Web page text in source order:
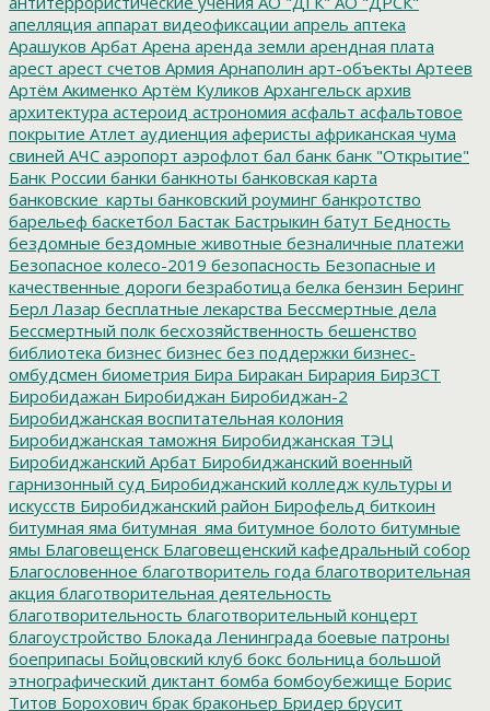
апелляция аппарат видеофиксации апрель аптека
Арашуков Арбат Арена аренда земли арендная плата
арест арест счетов Армия Арнаполин арт-объекты Артеев
Артём Акименко Артём Куликов Архангельск архив
архитектура астероид астрономия асфальт асфальтовое
покрытие Атлет аудиенция аферисты африканская чума
свиней АЧС аэропорт аэрофлот бал банк банк "Открытие"
Банк России банки банкноты банковская карта
банковские_карты банковский роуминг банкротство
барельеф баскетбол Бастак Бастрыкин батут Бедность
бездомные бездомные животные безналичные платежи
Безопасное колесо-2019 безопасность Безопасные и
качественные дороги безработица белка бензин Беринг
Берл Лазар бесплатные лекарства Бессмертные дела
Бессмертный полк бесхозяйственность бешенство
библиотека бизнес бизнес без поддержки бизнес-
омбудсмен биометрия Бира Биракан Бирария БирЗСТ
Биробидажан Биробиджан Биробиджан-2
Биробиджанская воспитательная колония
Биробиджанская таможня Биробиджанская ТЭЦ
Биробиджанский Арбат Биробиджанский военный
гарнизонный суд Биробиджанский колледж культуры и
искусств Биробиджанский район Бирофельд биткоин
битумная яма битумная_яма битумное болото битумные
ямы Благовещенск Благовещенский кафедральный собор
Благословенное благотворитель года благотворительная
акция благотворительная деятельность
благотворительность благотворительный концерт
благоустройство Блокада Ленинграда боевые патроны
боеприпасы Бойцовский клуб бокс больница большой
этнографический диктант бомба бомбоубежище Борис
Титов Борохович брак браконьер Бридер брусит